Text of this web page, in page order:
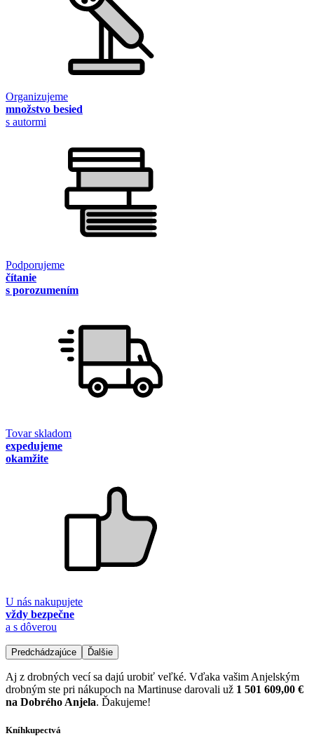
Organizujeme
množstvo besied
s autormi
Podporujeme
čítanie
s porozumením
Tovar skladom
expedujeme
okamžite
U nás nakupujete
vždy bezpečne
a s dôverou
Predchádzajúce Ďalšie
Aj z drobných vecí sa dajú urobiť veľké. Vďaka vašim Anjelským
drobným ste pri nákupoch na Martinuse darovali už 1 501 609,00 €
na Dobrého Anjela. Ďakujeme!
Kníhkupectvá